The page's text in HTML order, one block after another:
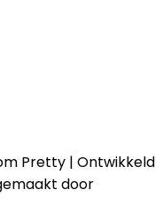
Pretty | Ontwikkeld
door